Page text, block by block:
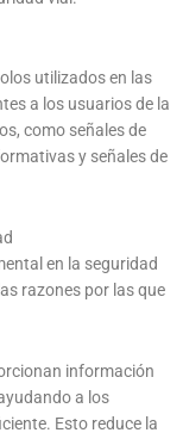
utilizados en las
a los usuarios de la
como señales de
y señales de
en la seguridad
razones por las que
información
a los
Esto reduce la